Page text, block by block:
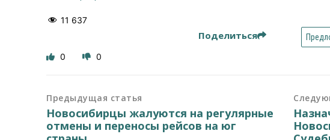
11 637
Поделиться
0 0
Предыдущая статья
Новосибирцы жалуются на регулярные
отмены и переносы рейсов на юг